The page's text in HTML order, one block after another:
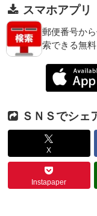
スマホアプリ
郵便番号か
索できる無料
ＳＮＳでシェ
X
Instapaper